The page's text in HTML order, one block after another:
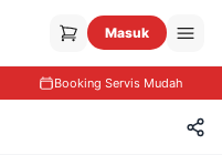
Masuk
Booking Servis Mudah